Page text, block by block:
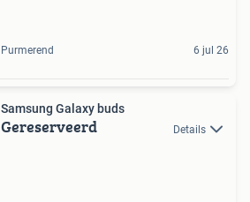
Purmerend 6 jul 26
Samsung Galaxy buds
Gereserveerd Details